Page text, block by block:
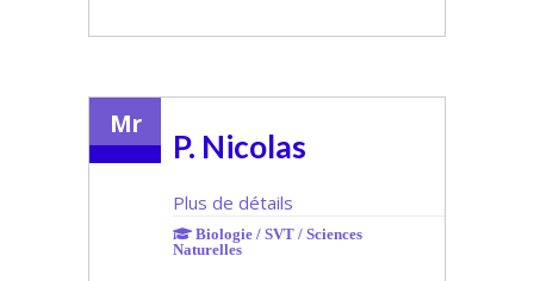
Mr
P. Nicolas
Plus de détails
Biologie / SVT / Sciences
Naturelles